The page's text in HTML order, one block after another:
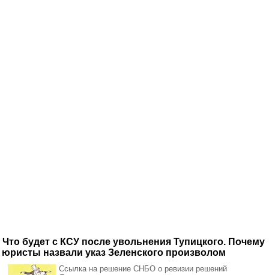
Что будет с КСУ после увольнения Тупицкого. Почему
юристы назвали указ Зеленского произволом
Ссылка на решение СНБО о ревизии решений